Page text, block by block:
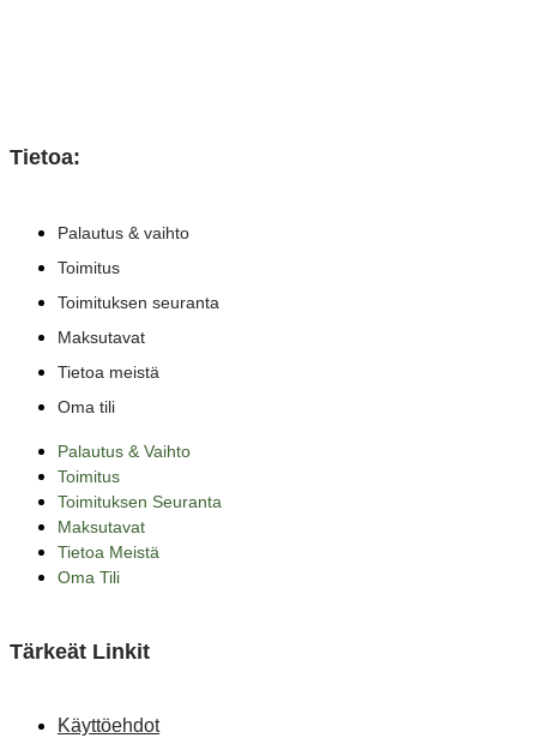
Tietoa:
Palautus & vaihto
Toimitus
Toimituksen seuranta
Maksutavat
Tietoa meistä
Oma tili
Palautus & Vaihto
Toimitus
Toimituksen Seuranta
Maksutavat
Tietoa Meistä
Oma Tili
Tärkeät Linkit
Käyttöehdot